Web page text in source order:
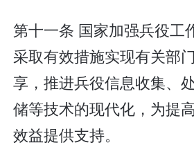
第十一条 国家加强兵役工
采取有效措施实现有关部
享，推进兵役信息收集、
储等技术的现代化，为提
效益提供支持。